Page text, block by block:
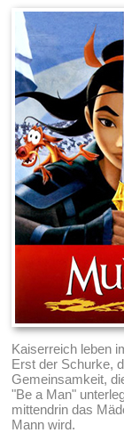
Kaiserreich leben
Erst der Schurke,
Gemeinsamkeit,
"Be a Man"
mittendrin das
Mann wird.